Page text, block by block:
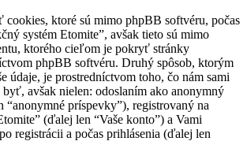
cookies, ktoré sú mimo phpBB softvéru, počas
systém Etomite”, avšak tieto sú mimo
ktorého cieľom je pokryť stránky
phpBB softvéru. Druhý spôsob, ktorým
údaje, je prostredníctvom toho, čo nám sami
byť, avšak nielen: odoslaním ako anonymný
príspevky”), registrovaný na
(ďalej len “Vaše konto”) a Vami
registrácii a počas prihlásenia (ďalej len